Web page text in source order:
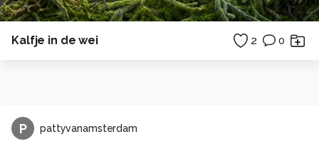
Kalfje in de wei 2 0
P pattyvanamsterdam